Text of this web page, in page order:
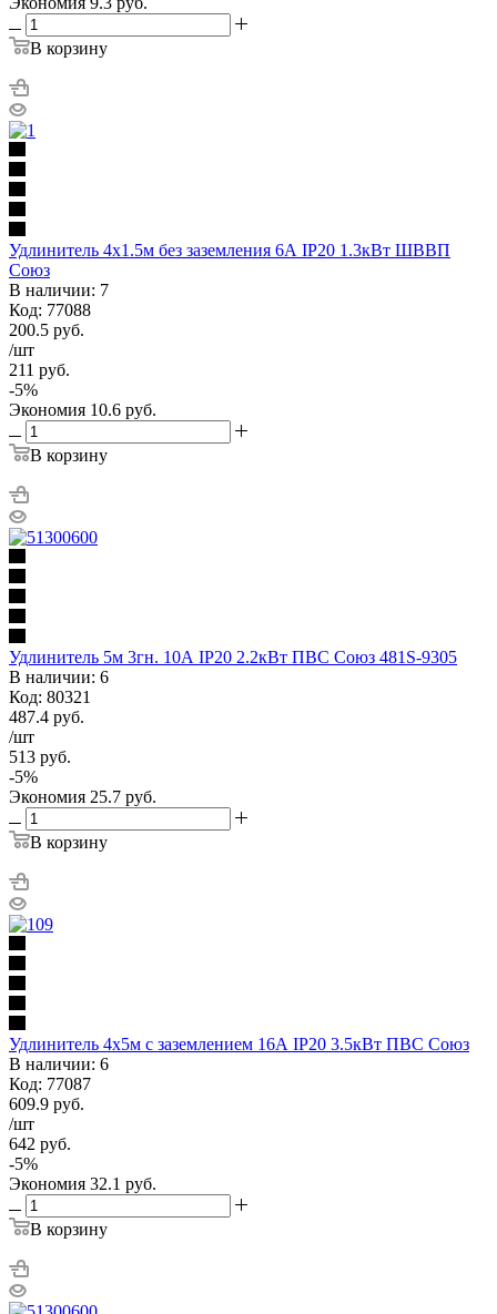
В корзину
Удлинитель 4х1.5м без заземления 6А IP20 1.3кВт ШВВП
Союз
В наличии: 7
Код: 77088
200.5 руб.
/шт
211 руб.
-5%
Экономия 10.6 руб.
В корзину
Удлинитель 5м 3гн. 10А IP20 2.2кВт ПВС Союз 481S-9305
В наличии: 6
Код: 80321
487.4 руб.
/шт
513 руб.
-5%
Экономия 25.7 руб.
В корзину
Удлинитель 4х5м с заземлением 16А IP20 3.5кВт ПВС Союз
В наличии: 6
Код: 77087
609.9 руб.
/шт
642 руб.
-5%
Экономия 32.1 руб.
В корзину